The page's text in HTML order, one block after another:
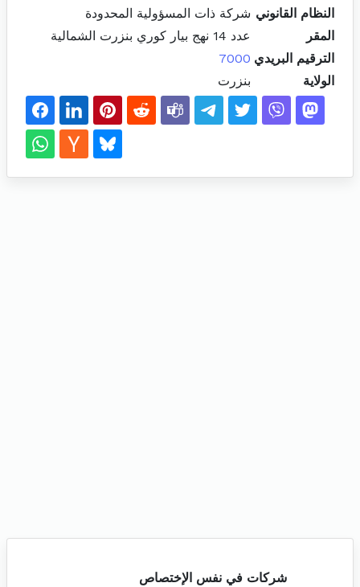
النظام القانوني شركة ذات المسؤولية المحدودة
المقر
عدد 14 نهج بيار كوري بنزرت الشمالية
الترقيم البريدي 7000
الولاية
بنزرت
شركات في نفس الإختصاص